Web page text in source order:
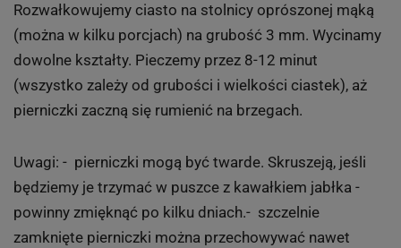
Rozwałkowujemy ciasto na stolnicy oprószonej mąką
(można w kilku porcjach) na grubość 3 mm. Wycinamy
dowolne kształty. Pieczemy przez 8-12 minut
(wszystko zależy od grubości i wielkości ciastek), aż
pierniczki zaczną się rumienić na brzegach.
Uwagi: - pierniczki mogą być twarde. Skruszeją, jeśli
będziemy je trzymać w puszce z kawałkiem jabłka -
powinny zmięknąć po kilku dniach.- szczelnie
zamknięte pierniczki można przechowywać nawet